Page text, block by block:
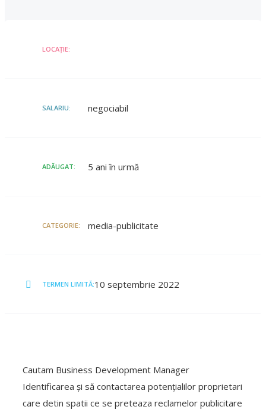
LOCAȚIE:
SALARIU: negociabil
ADĂUGAT: 5 ani în urmă
CATEGORIE: media-publicitate
TERMEN LIMITĂ:10 septembrie 2022
Cautam Business Development Manager
Identificarea și să contactarea potențialilor proprietari
care detin spatii ce se preteaza reclamelor publicitare